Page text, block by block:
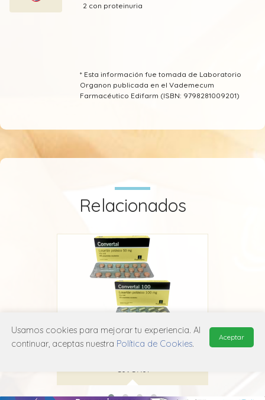
2 con proteinuria
* Esta información fue tomada de Laboratorio
Organon publicada en el Vademecum
Farmacéutico Edifarm (ISBN: 9798281009201)
Relacionados
Usamos cookies para mejorar tu experiencia. Al
continuar, aceptas nuestra Política de Cookies.
Aceptar